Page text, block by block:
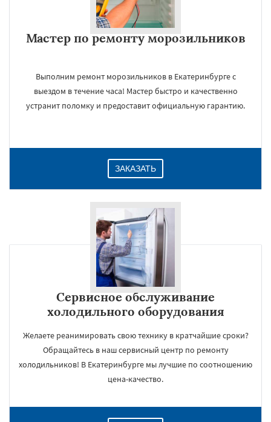
Мастер по ремонту морозильников
Выполним ремонт морозильников в Екатеринбурге с
выездом в течение часа! Мастер быстро и качественно
устранит поломку и предоставит официальную гарантию.
ЗАКАЗАТЬ
Сервисное обслуживание
холодильного оборудования
Желаете реанимировать свою технику в кратчайшие сроки?
Обращайтесь в наш сервисный центр по ремонту
холодильников! В Екатеринбурге мы лучшие по соотношению
цена-качество.
Даю согласие на обработку персональных данных